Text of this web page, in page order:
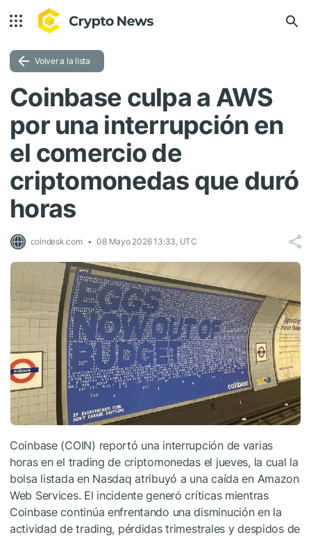
Volver a la lista
Coinbase culpa a AWS
por una interrupción en
el comercio de
criptomonedas que duró
horas
coindesk.com 08 Mayo 2026 13:33, UTC
Coinbase (COIN) reportó una interrupción de varias
horas en el trading de criptomonedas el jueves, la cual la
bolsa listada en Nasdaq atribuyó a una caída en Amazon
Web Services. El incidente generó críticas mientras
Coinbase continúa enfrentando una disminución en la
actividad de trading, pérdidas trimestrales y despidos de